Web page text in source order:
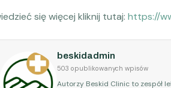
się więcej kliknij tutaj: https://
beskidadmin
503 opublikowanych wpisów
Autorzy Beskid Clinic to zespół